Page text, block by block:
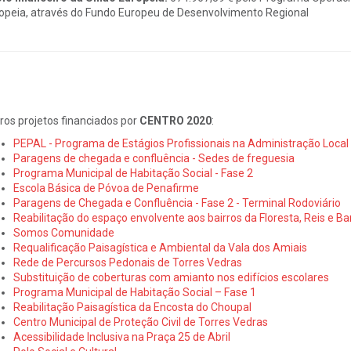
através do Fundo Europeu de Desenvolvimento Regional
projetos financiados por CENTRO 2020:
PEPAL - Programa de Estágios Profissionais na Administração Local
Paragens de chegada e confluência - Sedes de freguesia
Programa Municipal de Habitação Social - Fase 2
Escola Básica de Póvoa de Penafirme
Paragens de Chegada e Confluência - Fase 2 - Terminal Rodoviário
Reabilitação do espaço envolvente aos bairros da Floresta, Reis e
Somos Comunidade
Requalificação Paisagística e Ambiental da Vala dos Amiais
Rede de Percursos Pedonais de Torres Vedras
Substituição de coberturas com amianto nos edifícios escolares
Programa Municipal de Habitação Social – Fase 1
Reabilitação Paisagística da Encosta do Choupal
Centro Municipal de Proteção Civil de Torres Vedras
Acessibilidade Inclusiva na Praça 25 de Abril